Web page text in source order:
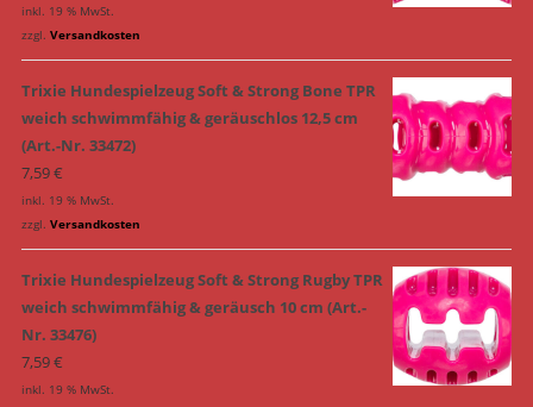
inkl. 19 % MwSt.
zzgl. Versandkosten
Trixie Hundespielzeug Soft & Strong Bone TPR
weich schwimmfähig & geräuschlos 12,5 cm
(Art.-Nr. 33472)
7,59€
inkl. 19 % MwSt.
zzgl. Versandkosten
Trixie Hundespielzeug Soft & Strong Rugby TPR
weich schwimmfähig & geräusch 10 cm (Art.-
Nr. 33476)
7,59€
inkl. 19 % MwSt.